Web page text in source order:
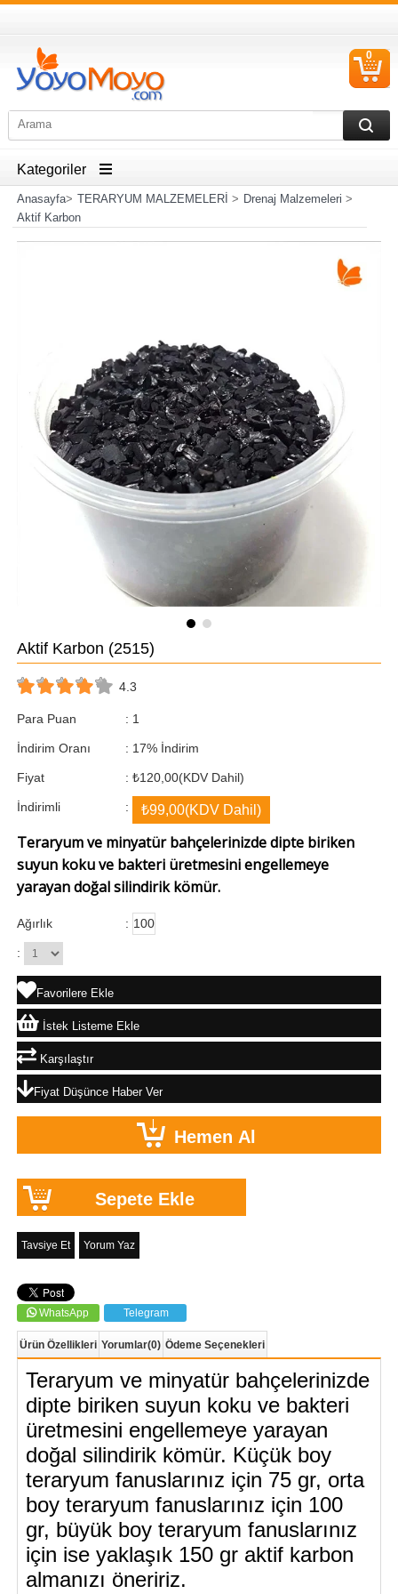
0
Kategoriler
Anasayfa> TERARYUM MALZEMELERİ > Drenaj Malzemeleri >
Aktif Karbon
Aktif Karbon (2515)
4.3
Para Puan : 1
İndirim Oranı : %
17 İndirim
Fiyat : ₺120,00(KDV Dahil)
İndirimli : ₺99,00(KDV Dahil)
Teraryum ve minyatür bahçelerinizde dipte biriken
suyun koku ve bakteri üretmesini engellemeye
yarayan doğal silindirik kömür.
Ağırlık : 100
:
Favorilere Ekle
İstek Listeme Ekle
Karşılaştır
Fiyat Düşünce Haber Ver
Tavsiye Et Yorum Yaz
WhatsApp Telegram
Ürün Özellikleri Yorumlar(0) Ödeme Seçenekleri
Teraryum ve minyatür bahçelerinizde
dipte biriken suyun koku ve bakteri
üretmesini engellemeye yarayan
doğal silindirik kömür. Küçük boy
teraryum fanuslarınız için 75 gr, orta
boy teraryum fanuslarınız için 100
gr, büyük boy teraryum fanuslarınız
için ise yaklaşık 150 gr aktif karbon
almanızı öneririz.